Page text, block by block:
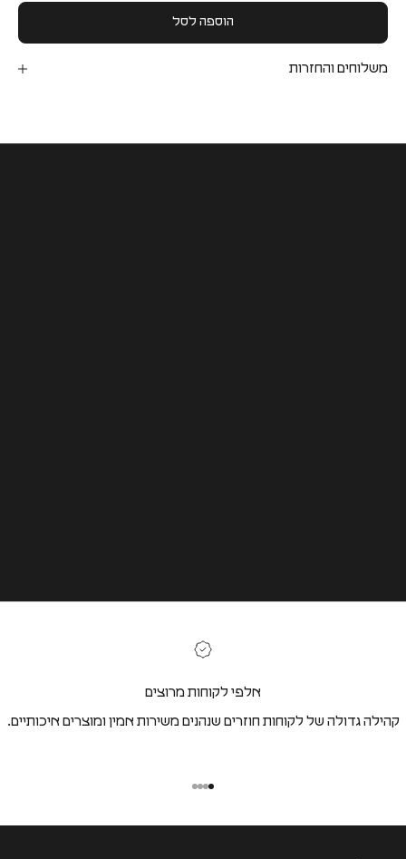
הוספה לסל
משלוחים והחזרות
אלפי לקוחות מרוצים
קהילה גדולה של לקוחות חוזרים שנהנים משירות אמין ומוצרים איכותיים.